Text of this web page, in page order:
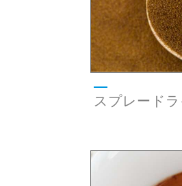
スプレードラ